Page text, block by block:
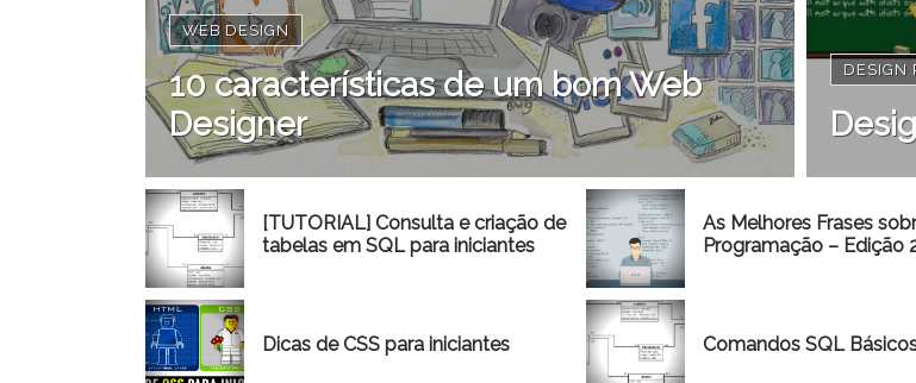
WEB DESIGN
10 características de um bom Web
Designer
DESIGN
[TUTORIAL] Consulta e criação de
tabelas em SQL para iniciantes
As Melhores Frases
Programação – Edição
Dicas de CSS para iniciantes Comandos SQL